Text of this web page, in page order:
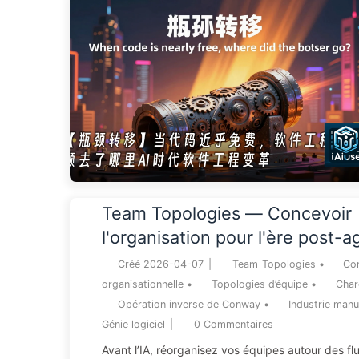
Team Topologies — Concevoir
l'organisation pour l'ère post-
AI Slowly 172)
Créé 2026-04-07 Team_Topologies •
organisationnelle • Topologies d’équipe •
Opération inverse de Conway • Industrie
Génie logiciel
0 Commentaires
Avant l’IA, réorganisez vos équipes autour des